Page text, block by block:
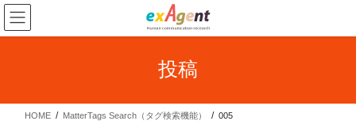
コ
ン
テ
ス
ナ
ビ
ゲ
ン
投稿
HOME MatterTags Search（タグ検索機能） 005